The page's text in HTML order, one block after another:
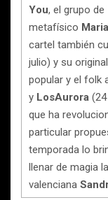
You, el grupo de
metafísico
cartel también
julio) y su
popular y el folk
y LosAurora
que ha
particular
temporada lo
llenar de magia
valenciana